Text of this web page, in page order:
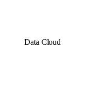
Data Cloud